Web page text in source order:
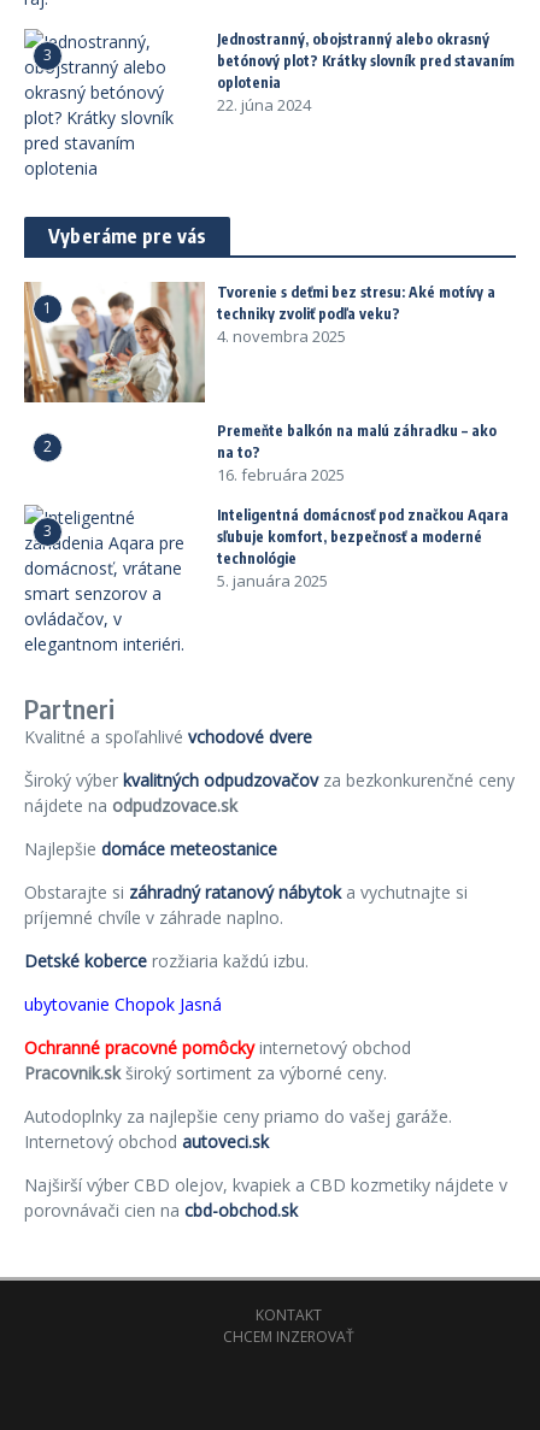
3
Jednostranný, obojstranný alebo okrasný
betónový plot? Krátky slovník pred stavaním
oplotenia
22. júna 2024
Vyberáme pre vás
1
Tvorenie s deťmi bez stresu: Aké motívy a
techniky zvoliť podľa veku?
4. novembra 2025
2
Premeňte balkón na malú záhradku – ako
na to?
16. februára 2025
3
Inteligentná domácnosť pod značkou Aqara
sľubuje komfort, bezpečnosť a moderné
technológie
5. januára 2025
Partneri
Kvalitné a spoľahlivé vchodové dvere
Široký výber kvalitných odpudzovačovza bezkonkurenčné ceny
nájdete na odpudzovace.sk
Najlepšie domáce meteostanice
Obstarajte si záhradný ratanový nábytoka vychutnajte si
príjemné chvíle v záhrade naplno.
Detské koberce rozžiaria každú izbu.
ubytovanie Chopok Jasná
Ochranné pracovné pomôckyinternetový obchod
Pracovnik.skširoký sortiment za výborné ceny.
Autodoplnky za najlepšie ceny priamo do vašej garáže.
Internetový obchod autoveci.sk
Najširší výber CBD olejov, kvapiek a CBD kozmetiky nájdete v
porovnávači cien na cbd-obchod.sk
KONTAKT
CHCEM INZEROVAŤ